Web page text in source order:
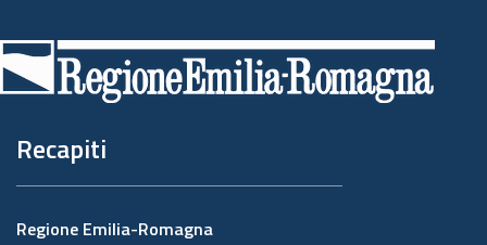
di
pagina
Recapiti
Regione Emilia-Romagna